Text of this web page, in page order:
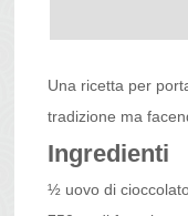
Una ricetta per
tradizione ma
Ingredienti
½ uovo di